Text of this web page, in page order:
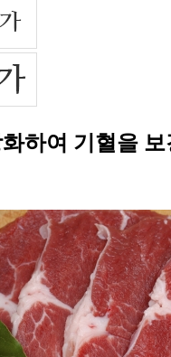
하여 기혈을